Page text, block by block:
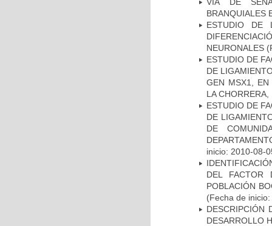
BRANQUIALES
ESTUDIO DE
NEURONALES
ESTUDIO DE
DE
GEN MSX1, EN
LA
ESTUDIO DE
DE
DE
inicio: 2010-08-
DEL FACTOR
POBLACIÓN
(Fecha de
DESCRIPCIÓN
DESARROLLO